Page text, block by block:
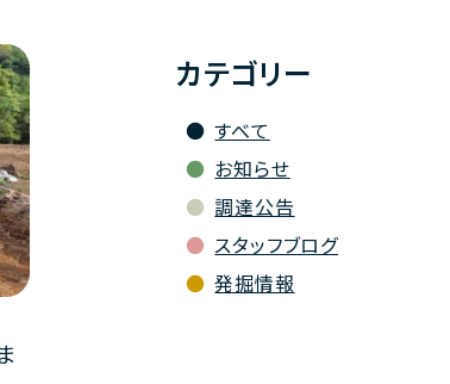
カテゴリー
すべて
お知らせ
調達公告
スタッフブログ
発掘情報